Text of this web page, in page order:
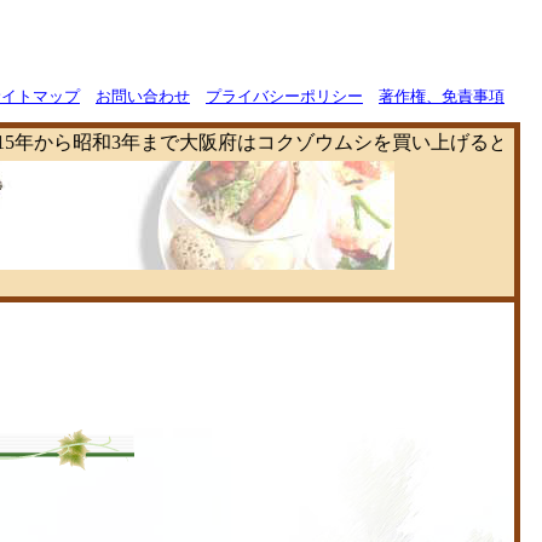
トマップ お問い合わせ プライバシーポリシー 著作権、免責事項
年まで大阪府はコクゾウムシを買い上げるという事業を行っ